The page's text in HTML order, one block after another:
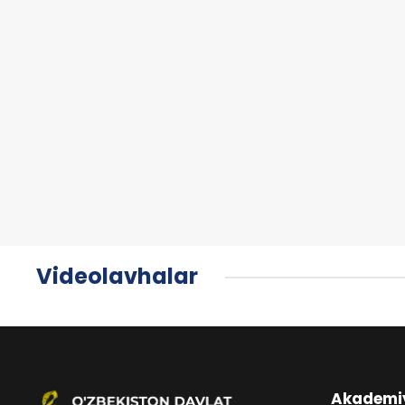
Videolavhalar